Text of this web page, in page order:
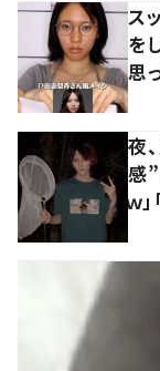
ス
を
思
夜
感
ｗ